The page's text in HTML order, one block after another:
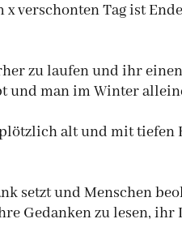
verschonten Tag ist
zu laufen und ihr
man im Winter
alt und mit tiefen
setzt und Menschen
Gedanken zu lesen,